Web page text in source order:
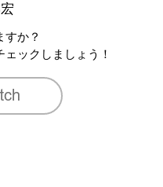
すか？
ックしましょう！